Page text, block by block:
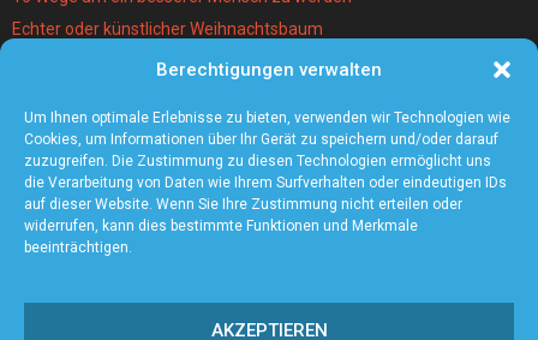
Berechtigungen verwalten
Um Ihnen optimale Erlebnisse zu bieten, verwenden wir Technologien wie
Cookies, um Informationen über Ihr Gerät zu speichern und/oder darauf
zuzugreifen. Die Zustimmung zu diesen Technologien ermöglicht uns
die Verarbeitung von Daten wie Ihrem Surfverhalten oder eindeutigen IDs
auf dieser Website. Wenn Sie Ihre Zustimmung nicht erteilen oder
widerrufen, kann dies bestimmte Funktionen und Merkmale
beeinträchtigen.
AKZEPTIEREN
Echter oder künstlicher Weihnachtsbaum
Warum lohnt es sich einen Magier und Mentalist zu buchen?
Die 5 angesagtesten Schmuck-Trends 2021